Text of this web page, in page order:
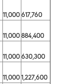
11,000617,760
11,000884,400
11,000630,300
11,0001,227,600